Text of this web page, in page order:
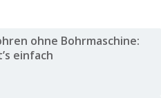
ohne Bohrmaschine:
einfach